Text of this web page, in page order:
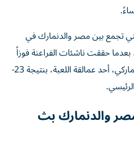
تجمع بين مصر والدنمارك في
الناشئات 2026، بعدما حققت ناشئات الفراعنة فوزاً
تاريخياً على المنتخب الدنماركي، أحد عمالقة اللعبة، بنتيجة 23-
والدنمارك بث